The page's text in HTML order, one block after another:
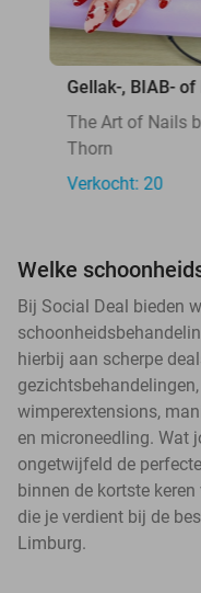
Gellak-, BIAB-
The Art of Nails
Thorn
Verkocht: 20
Welke
Bij Social Deal bieden
hierbij aan scherpe
wimperextensions,
en microneedling. Wat
ongetwijfeld de
binnen de kortste
die je verdient bij de
Limburg.